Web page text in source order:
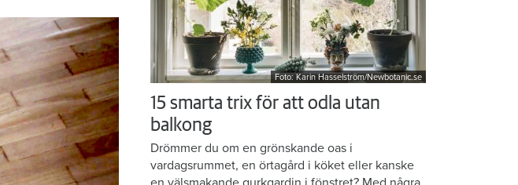
Foto: Karin Hasselström/Newbotanic.se
15 smarta trix för att odla utan
balkong
Drömmer du om en grönskande oas i
vardagsrummet, en örtagård i köket eller kanske